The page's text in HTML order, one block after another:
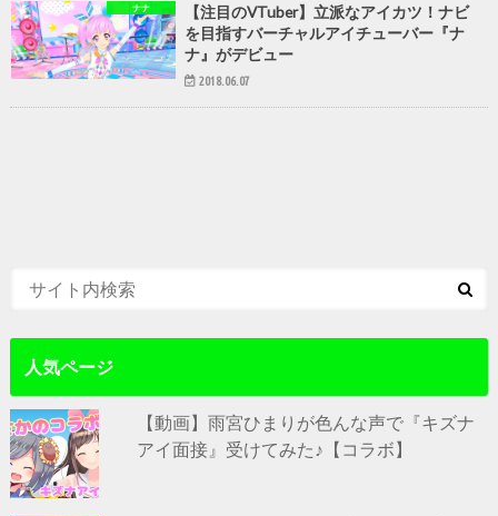
ナナ
【注目のVTuber】立派なアイカツ！ナビ
を目指すバーチャルアイチューバー『ナ
ナ』がデビュー
2018.06.07
人気ページ
【動画】雨宮ひまりが色んな声で『キズナ
アイ面接』受けてみた♪【コラボ】